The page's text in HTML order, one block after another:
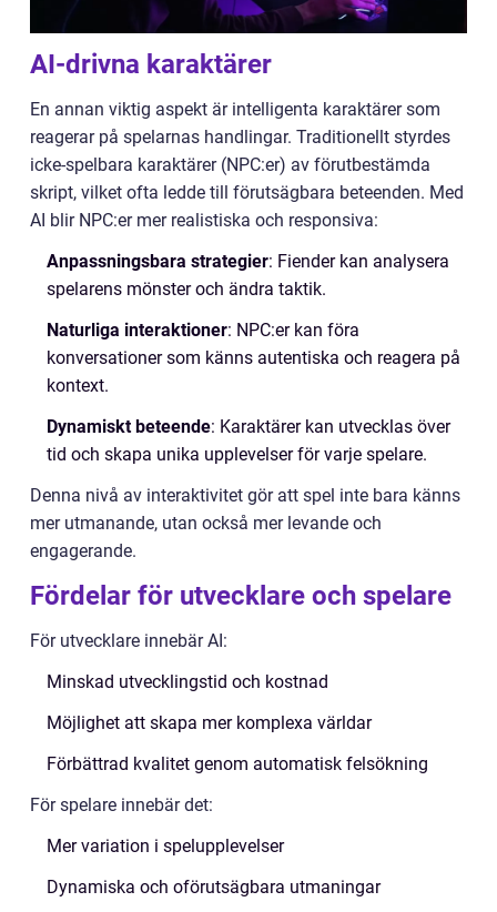
AI-drivna karaktärer
En annan viktig aspekt är intelligenta karaktärer som
reagerar på spelarnas handlingar. Traditionellt styrdes
icke-spelbara karaktärer (NPC:er) av förutbestämda
skript, vilket ofta ledde till förutsägbara beteenden. Med
AI blir NPC:er mer realistiska och responsiva:
Anpassningsbara strategier: Fiender kan analysera
spelarens mönster och ändra taktik.
Naturliga interaktioner: NPC:er kan föra
konversationer som känns autentiska och reagera på
kontext.
Dynamiskt beteende: Karaktärer kan utvecklas över
tid och skapa unika upplevelser för varje spelare.
Denna nivå av interaktivitet gör att spel inte bara känns
mer utmanande, utan också mer levande och
engagerande.
Fördelar för utvecklare och spelare
För utvecklare innebär AI:
Minskad utvecklingstid och kostnad
Möjlighet att skapa mer komplexa världar
Förbättrad kvalitet genom automatisk felsökning
För spelare innebär det:
Mer variation i spelupplevelser
Dynamiska och oförutsägbara utmaningar